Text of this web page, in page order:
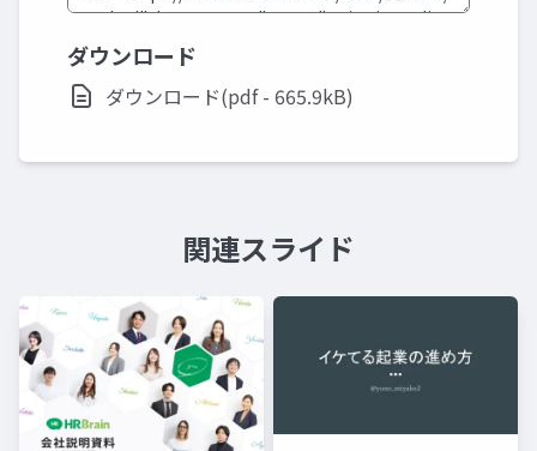
ダウンロード
ダウンロード(pdf - 665.9kB)
関連スライド